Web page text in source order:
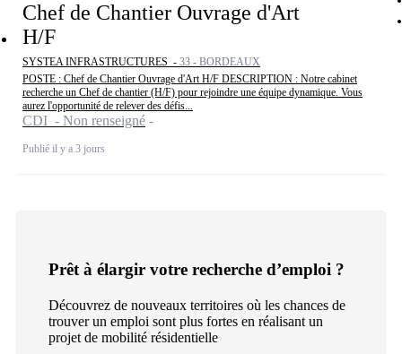
Chef de Chantier Ouvrage d'Art
H/F
SYSTEA INFRASTRUCTURES - 33 - BORDEAUX
POSTE : Chef de Chantier Ouvrage d'Art H/F DESCRIPTION : Notre cabinet
recherche un Chef de chantier (H/F) pour rejoindre une équipe dynamique. Vous
aurez l'opportunité de relever des défis...
CDI - Non renseigné
Publié il y a 3 jours
Prêt à élargir votre recherche d’emploi ?
Découvrez de nouveaux territoires où les chances de
trouver un emploi sont plus fortes en réalisant un
projet de mobilité résidentielle